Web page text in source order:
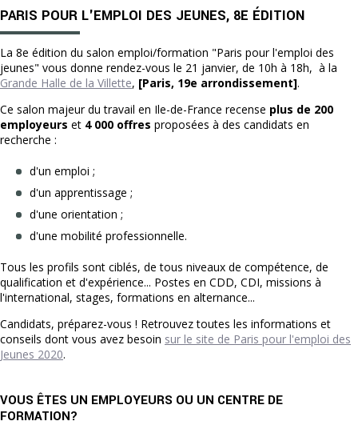
PARIS POUR L'EMPLOI DES JEUNES, 8E ÉDITION
La 8e édition du salon emploi/formation "Paris pour l'emploi des
jeunes" vous donne rendez-vous le 21 janvier, de 10h à 18h, à la
Grande Halle de la Villette, [Paris, 19e arrondissement].
Ce salon majeur du travail en Ile-de-France recense plus de 200
employeurs et 4 000 offres proposées à des candidats en
recherche :
d'un emploi ;
d'un apprentissage ;
d'une orientation ;
d'une mobilité professionnelle.
Tous les profils sont ciblés, de tous niveaux de compétence, de
qualification et d'expérience... Postes en CDD, CDI, missions à
l'international, stages, formations en alternance...
Candidats, préparez-vous ! Retrouvez toutes les informations et
conseils dont vous avez besoin sur le site de Paris pour l'emploi des
Jeunes 2020.
VOUS ÊTES UN EMPLOYEURS OU UN CENTRE DE
FORMATION?